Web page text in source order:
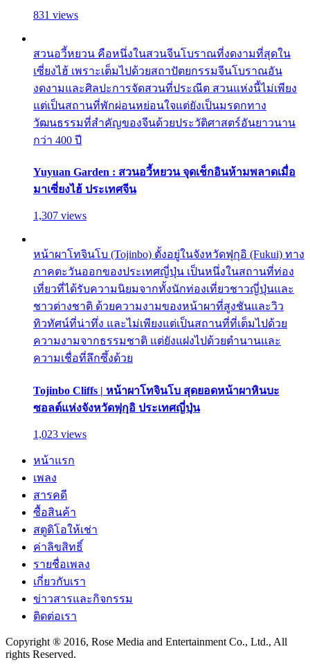
831 views
สวนอวี้หยวน คือหนึ่งในสวนจีนโบราณที่งดงามที่สุดใน
เซี่ยงไฮ้ เพราะเต็มไปด้วยสถาปัตยกรรมจีนโบราณอัน
งดงามและศิลปะการจัดสวนที่ประณีต สวนแห่งนี้ไม่เพียง
แต่เป็นสถานที่พักผ่อนหย่อนใจแต่ยังเป็นมรดกทาง
วัฒนธรรมที่สำคัญของจีนด้วยประวัติศาสตร์อันยาวนาน
กว่า 400 ปี
Yuyuan Garden : สวนอวี้หยวน จุดเช็กอินห้ามพลาดเมื่อ
มาเซี่ยงไฮ้ ประเทศจีน
1,307 views
หน้าผาโทจินโบ (Tojinbo) ตั้งอยู่ในจังหวัดฟุกุอิ (Fukui) ทาง
ภาคตะวันออกของประเทศญี่ปุ่น เป็นหนึ่งในสถานที่ท่อง
เที่ยวที่ได้รับความนิยมจากทั้งนักท่องเที่ยวชาวญี่ปุ่นและ
ชาวต่างชาติ ด้วยความงามของหน้าผาที่สูงชันและวิว
ทิวทัศน์ที่น่าทึ่ง และไม่เพียงแต่เป็นสถานที่ที่เต็มไปด้วย
ความงามจากธรรมชาติ แต่ยังแฝงไปด้วยตำนานและ
ความเชื่อที่ลึกซึ้งด้วย
Tojinbo Cliffs | หน้าผาโทจินโบ สุดยอดหน้าผาหินบะ
ซอลต์แห่งจังหวัดฟุกุอิ ประเทศญี่ปุ่น
1,023 views
หน้าแรก
เพลง
สารคดี
ซื้อสินค้า
สตูดิโอให้เช่า
ค่าลิขสิทธิ์
รายชื่อเพลง
เกี่ยวกับเรา
ข่าวสารและกิจกรรม
ติดต่อเรา
Copyright ® 2016, Rose Media and Entertainment Co., Ltd., All
rights Reserved.